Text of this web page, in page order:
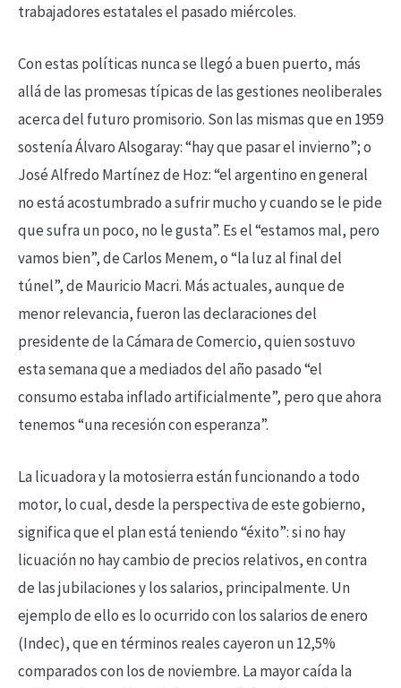
trabajadores estatales el pasado miércoles.
Con estas políticas nunca se llegó a buen puerto, más
allá de las promesas típicas de las gestiones neoliberales
acerca del futuro promisorio. Son las mismas que en 1959
sostenía Álvaro Alsogaray: “hay que pasar el invierno”; o
José Alfredo Martínez de Hoz: “el argentino en general
no está acostumbrado a sufrir mucho y cuando se le pide
que sufra un poco, no le gusta”. Es el “estamos mal, pero
vamos bien”, de Carlos Menem, o “la luz al final del
túnel”, de Mauricio Macri. Más actuales, aunque de
menor relevancia, fueron las declaraciones del
presidente de la Cámara de Comercio, quien sostuvo
esta semana que a mediados del año pasado “el
consumo estaba inflado artificialmente”, pero que ahora
tenemos “una recesión con esperanza”.
La licuadora y la motosierra están funcionando a todo
motor, lo cual, desde la perspectiva de este gobierno,
significa que el plan está teniendo “éxito”: si no hay
licuación no hay cambio de precios relativos, en contra
de las jubilaciones y los salarios, principalmente. Un
ejemplo de ello es lo ocurrido con los salarios de enero
(Indec), que en términos reales cayeron un 12,5%
comparados con los de noviembre. La mayor caída la